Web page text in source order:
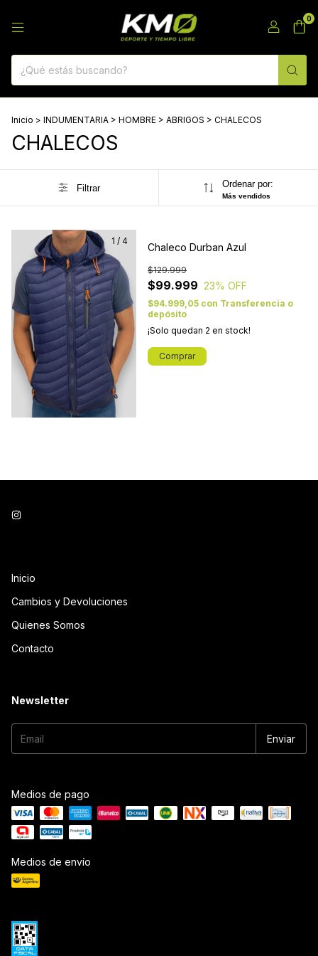
0
Inicio > INDUMENTARIA > HOMBRE > ABRIGOS > CHALECOS
CHALECOS
Filtrar Ordenar por:
Más vendidos
1 / 4
Chaleco Durban Azul
$99.999
$129.999
23% OFF
$94.999,05 con Transferencia o
depósito
¡Solo quedan 2 en stock!
Comprar
Inicio
Cambios y Devoluciones
Quienes Somos
Contacto
Newsletter
Medios de pago
Medios de envío